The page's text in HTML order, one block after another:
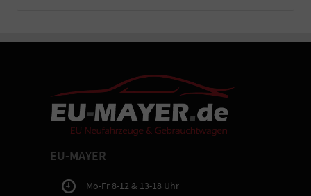
EU-MAYER
Mo-Fr 8-12 & 13-18 Uhr